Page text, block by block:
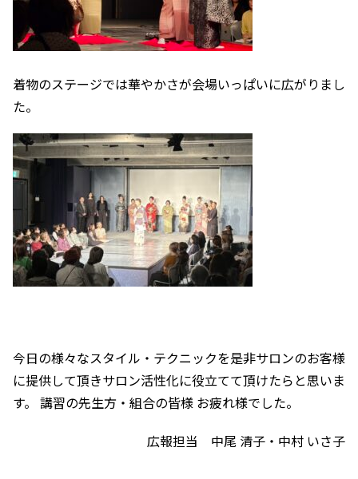
着物のステージでは華やかさが会場いっぱいに広がりまし
た。
今日の様々なスタイル・テクニックを是非サロンのお客様
に提供して頂きサロン活性化に役立てて頂けたらと思いま
す。 講習の先生方・組合の皆様 お疲れ様でした。
広報担当 中尾 清子・中村 いさ子